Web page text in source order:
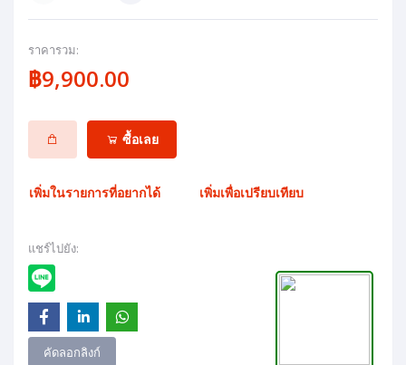
ราคารวม:
฿9,900.00
ซื้อเลย
เพิ่มในรายการที่อยากได้ เพิ่มเพื่อเปรียบเทียบ
แชร์ไปยัง:
คัดลอกลิงก์